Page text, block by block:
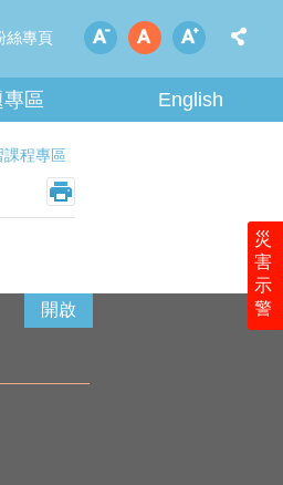
絲專頁
災
害
示
警
區 English
課程專區
開啟